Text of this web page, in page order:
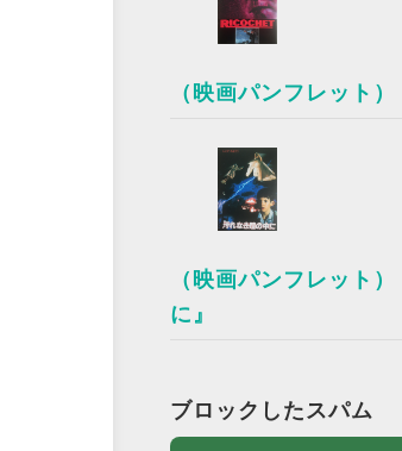
（映画パンフレット）
（映画パンフレット
に』
ブロックしたスパム